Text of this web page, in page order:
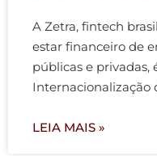
A Zetra, fintech
estar financeiro de
públicas e privadas,
Internacionalização
LEIA MAIS »